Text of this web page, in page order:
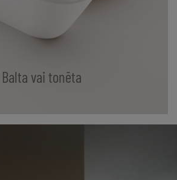
Balta vai tonēta